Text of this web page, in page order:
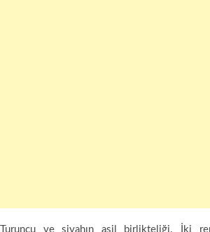
Turuncu ve siyahın asil birlikteliği. İki